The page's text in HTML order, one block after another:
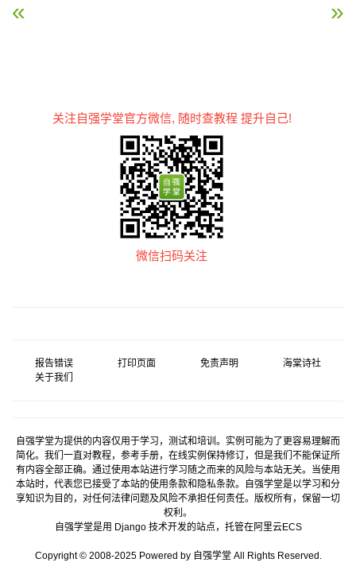
« ASP Delete 方法 ASP CreateTextFile 方
关注自强学堂官方微信, 随时查教程 提升自己!
微信扫码关注
报告错误 打印页面 免责声明
海棠诗社
关于我们
自强学堂为提供的内容仅用于学习，测试和培训。实例可能为了更容易理解而
简化。我们一直对教程，参考手册，在线实例保持修订，但是我们不能保证所
有内容全部正确。通过使用本站进行学习随之而来的风险与本站无关。当使用
本站时，代表您已接受了本站的使用条款和隐私条款。自强学堂是以学习和分
享知识为目的，对任何法律问题及风险不承担任何责任。版权所有，保留一切
权利。
自强学堂是用 Django技术开发的站点，托管在阿里云ECS
Copyright © 2008-2025 Powered by 自强学堂 All Rights Reserved.